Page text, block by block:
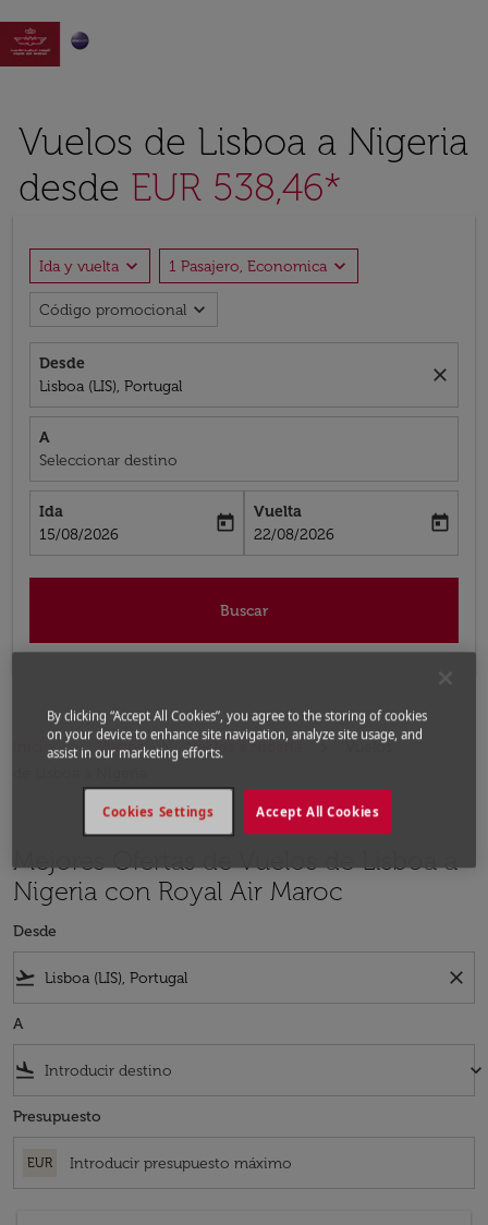

Vuelos de Lisboa a Nigeria
desde EUR 538,46*
Ida y vuelta expand_more 1 Pasajero, Economica expand_more
Código promocional expand_more
Desde
Lisboa (LIS), Portugal
close
A
Seleccionar destino
Ida
fc-booking-departure-date-aria-label
15/08/2026
today
Vuelta
fc-booking-return-date-aria-label
22/08/2026
today
Buscar
Inicio Vuelos Vuelos a Nigeria
Vuelos
Mejores Ofertas de Vuelos de Lisboa a
Nigeria con Royal Air Maroc
Desde
flight_takeoff close
A
flight_land keyboard_arrow_down
Presupuesto
EUR
By clicking “Accept All Cookies”, you agree to the storing of cookies
on your device to enhance site navigation, analyze site usage, and
assist in our marketing efforts.
Accept All Cookies
Cookies Settings